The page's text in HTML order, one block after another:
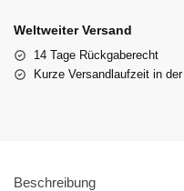
Weltweiter Versand
14 Tage Rückgaberecht
Kurze Versandlaufzeit in
Beschreibung